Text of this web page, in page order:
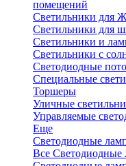
помещений
Светильники для
Светильники для
Светильники и
Светильники с
Светодиодные
Специальные
Торшеры
Уличные
Управляемые
Еще
Светодиодные
Все Светодиодные